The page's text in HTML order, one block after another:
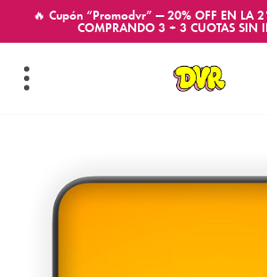
🔥 Cupón “Promodvr” — 20% OFF EN LA
COMPRANDO 3 + 3 CUOTAS SIN